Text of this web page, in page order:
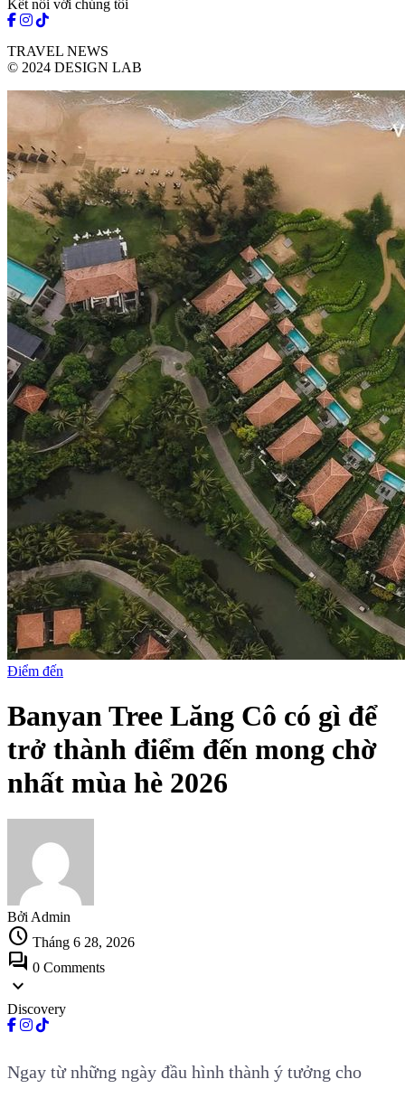
Kết nối với chúng tôi
TRAVEL NEWS
© 2024 DESIGN LAB
Điểm đến
Banyan Tree Lăng Cô có gì để
trở thành điểm đến mong chờ
nhất mùa hè 2026
Bởi Admin
schedule Tháng 6 28, 2026
forum 0 Comments
expand_more
Discovery
Ngay từ những ngày đầu hình thành ý tưởng cho